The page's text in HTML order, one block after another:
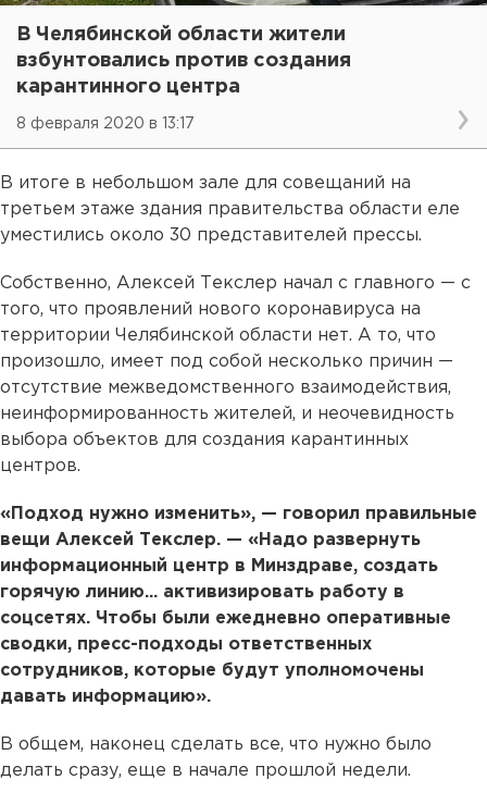
В Челябинской области жители
взбунтовались против создания
карантинного центра
8 февраля 2020 в 13:17
В итоге в небольшом зале для совещаний на
третьем этаже здания правительства области еле
уместились около 30 представителей прессы.
Собственно, Алексей Текслер начал с главного — с
того, что проявлений нового коронавируса на
территории Челябинской области нет. А то, что
произошло, имеет под собой несколько причин —
отсутствие межведомственного взаимодействия,
неинформированность жителей, и неочевидность
выбора объектов для создания карантинных
центров.
«Подход нужно изменить», — говорил правильные
вещи Алексей Текслер. — «Надо развернуть
информационный центр в Минздраве, создать
горячую линию... активизировать работу в
соцсетях. Чтобы были ежедневно оперативные
сводки, пресс-подходы ответственных
сотрудников, которые будут уполномочены
давать информацию».
В общем, наконец сделать все, что нужно было
делать сразу, еще в начале прошлой недели.